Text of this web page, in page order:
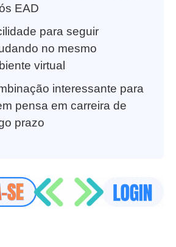
EAD
para seguir
no mesmo
virtual
interessante para
pensa em carreira de
prazo